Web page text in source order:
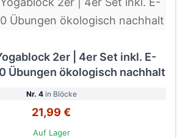
2er | 4er Set inkl. E-
Übungen ökologisch nachhalt
Nr. 4in Blöcke
21,99 €
Auf Lager